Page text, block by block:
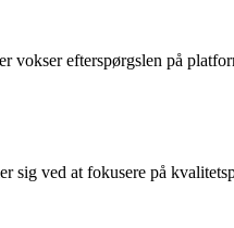
efterspørgslen på
sig ved at fokusere på